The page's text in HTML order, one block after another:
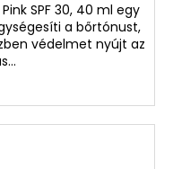
SPF 30, 40 ml egy
a bőrtónust,
védelmet nyújt az